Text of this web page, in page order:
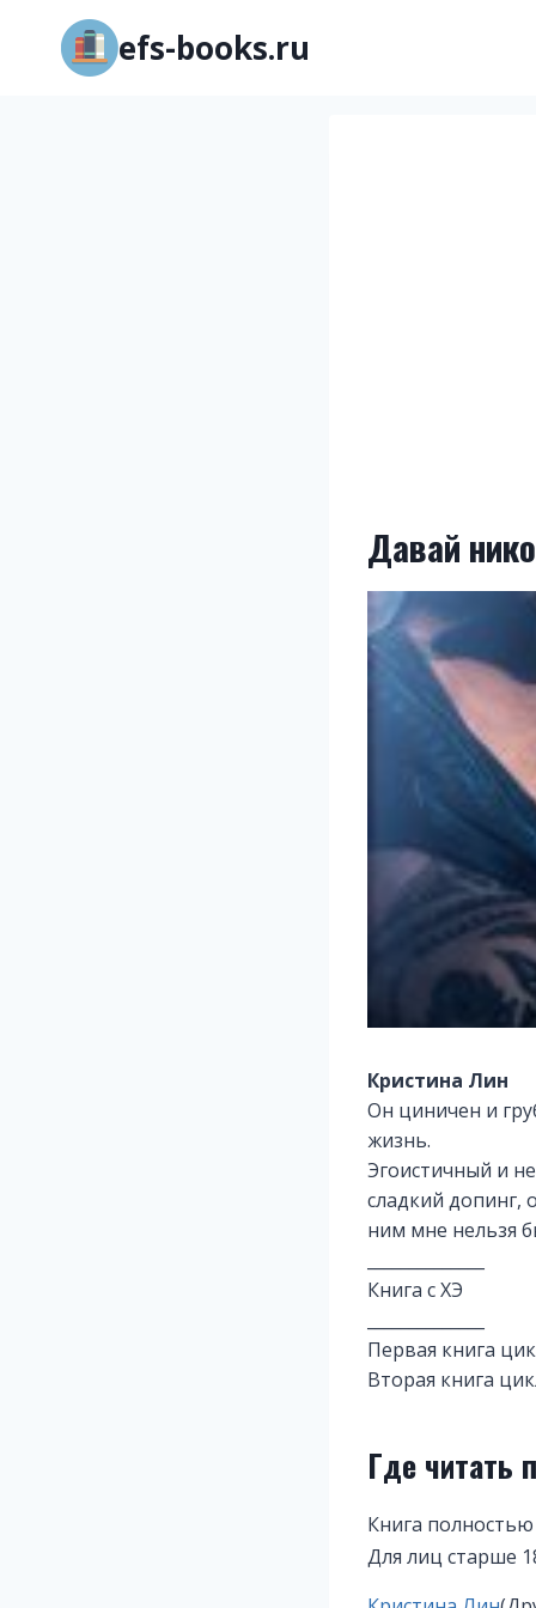
Перейти
содержимому
efs-books.ru
Давай
Кристина Лин
Он циничен и
жизнь.
Эгоистичный и
сладкий допинг,
ним мне нельзя
Книга с ХЭ
Первая книга
Вторая книга
Где читать
Книга
Для лиц старше